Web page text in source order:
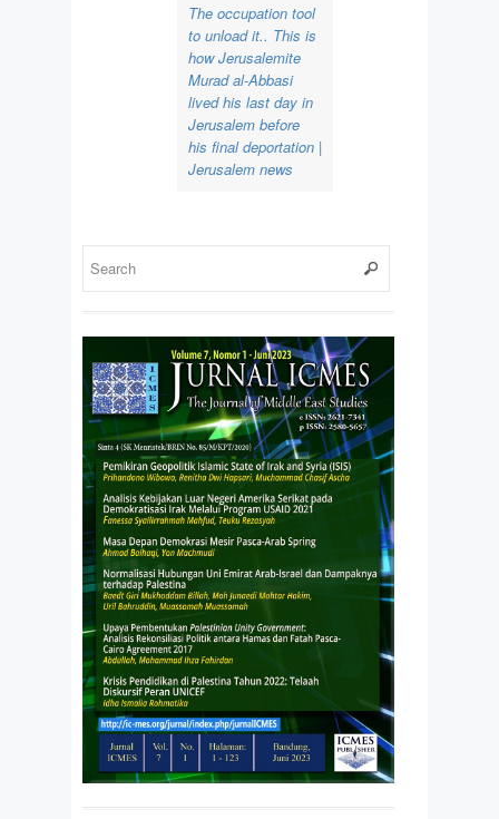
The occupation tool
to unload it.. This is
how Jerusalemite
Murad al-Abbasi
lived his last day in
Jerusalem before
his final deportation |
Jerusalem news